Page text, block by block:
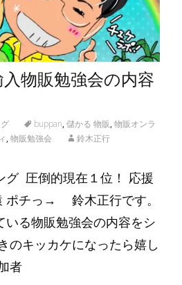
物販勉強会の内容
buppan,儲かる 物販,物販オンラ
,物販勉強会 鈴木正行
グ 圧倒的現在１位！ 応援
ポチっ→ 鈴木正行です。
いる物販勉強会の内容をシ
のキッカケになったら嬉し
者